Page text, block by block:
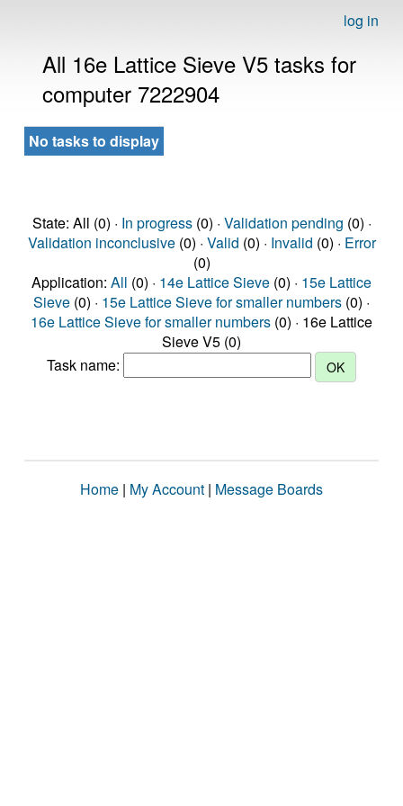
log in
All 16e Lattice Sieve V5 tasks for
computer 7222904
No tasks to display
State: All (0) · In progress(0) · Validation pending (0) ·
Validation inconclusive(0) · Valid (0) · Invalid (0) · Error
(0)
Application: All (0) · 14e Lattice Sieve (0) · 15e Lattice
Sieve (0) · 15e Lattice Sieve for smaller numbers (0) ·
16e Lattice Sieve for smaller numbers (0) · 16e Lattice
Sieve V5 (0)
Task name:
Home | My Account | Message Boards